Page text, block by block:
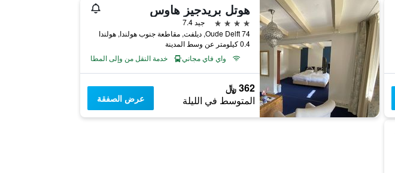
هوتل بريدجيز هاوس
4 نجوم
جيد 7.4
Oude Delft 74, ديلفت, مقاطعة جنوب هولندا, هولندا
0.4 كيلومتر عن وسط المدينة
واي فاي مجاني
خدمة النقل من وإلى المطار
362 ﷼
المتوسط في الليلة عرض الصفقة